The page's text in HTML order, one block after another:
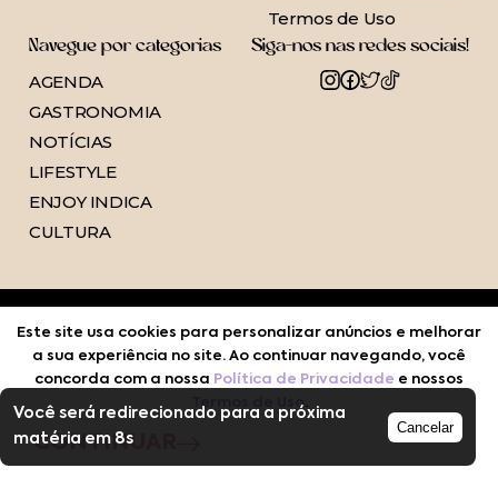
Termos de Uso
Navegue por categorias
AGENDA
GASTRONOMIA
NOTÍCIAS
LIFESTYLE
ENJOY INDICA
CULTURA
Siga-nos nas redes sociais!
Este site usa cookies para personalizar anúncios e melhorar
a sua experiência no site. Ao continuar navegando, você
concorda com a nossa Política de Privacidade e nossos
Termos de Uso.
CONTINUAR
Você será redirecionado para a próxima
matéria em 8s
Cancelar